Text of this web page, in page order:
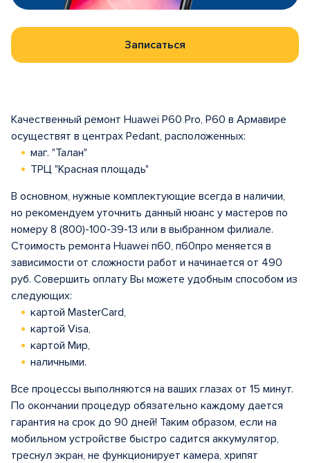
Записаться
Качественный ремонт Huawei P60 Pro, P60 в Армавире
осуществят в центрах Pedant, расположенных:
маг. "Талан"
ТРЦ "Красная площадь"
В основном, нужные комплектующие всегда в наличии,
но рекомендуем уточнить данный нюанс у мастеров по
номеру 8 (800)-100-39-13 или в выбранном филиале.
Стоимость ремонта Huawei п60, п60про меняется в
зависимости от сложности работ и начинается от 490
руб. Совершить оплату Вы можете удобным способом из
следующих:
картой MasterCard,
картой Visa,
картой Мир,
наличными.
Все процессы выполняются на ваших глазах от 15 минут.
По окончании процедур обязательно каждому дается
гарантия на срок до 90 дней! Таким образом, если на
мобильном устройстве быстро садится аккумулятор,
треснул экран, не функционирует камера, хрипят